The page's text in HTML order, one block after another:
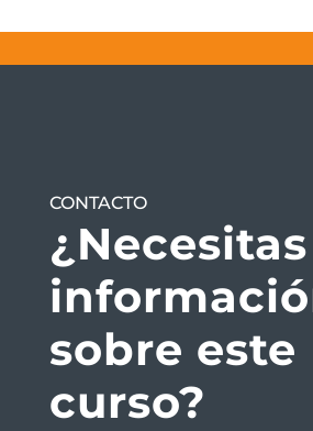
CONTACTO
sobre este
curso?